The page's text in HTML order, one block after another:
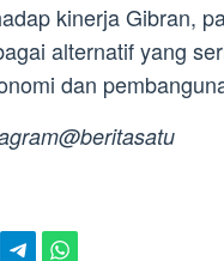
kinerja Gibran,
alternatif yang
dan